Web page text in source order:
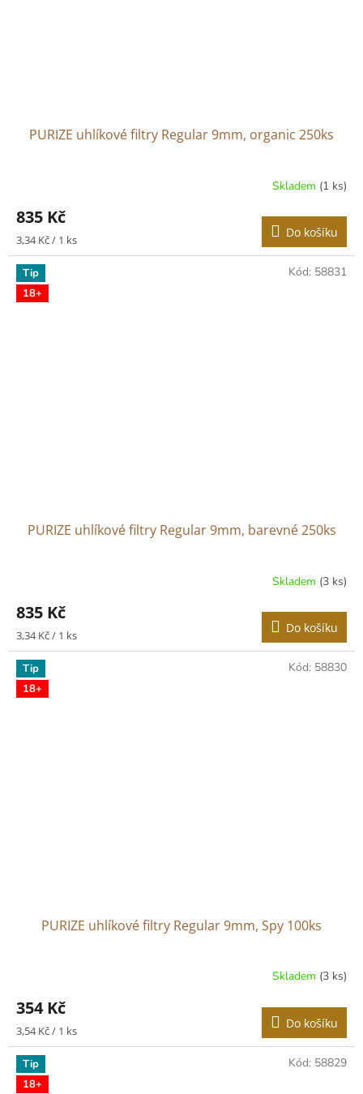
PURIZE uhlíkové filtry Regular 9mm, organic 250ks
Skladem (1 ks)
835 Kč
Měrná
cena:
3,34 Kč / 1 ks Do košíku
Tip
18+
PURIZE uhlíkové filtry Regular 9mm, barevné 250ks
Skladem (3 ks)
835 Kč
Měrná
cena:
3,34 Kč / 1 ks Do košíku
Kód: 58831
Tip
18+
PURIZE uhlíkové filtry Regular 9mm, Spy 100ks
Skladem (3 ks)
354 Kč
Měrná
cena:
3,54 Kč / 1 ks Do košíku
Kód: 58830
Tip
18+
Kód: 58829